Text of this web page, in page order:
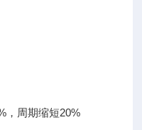
，周期缩短20%